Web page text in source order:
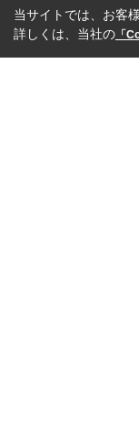
当サイトでは、お客
詳しくは、当社の 「